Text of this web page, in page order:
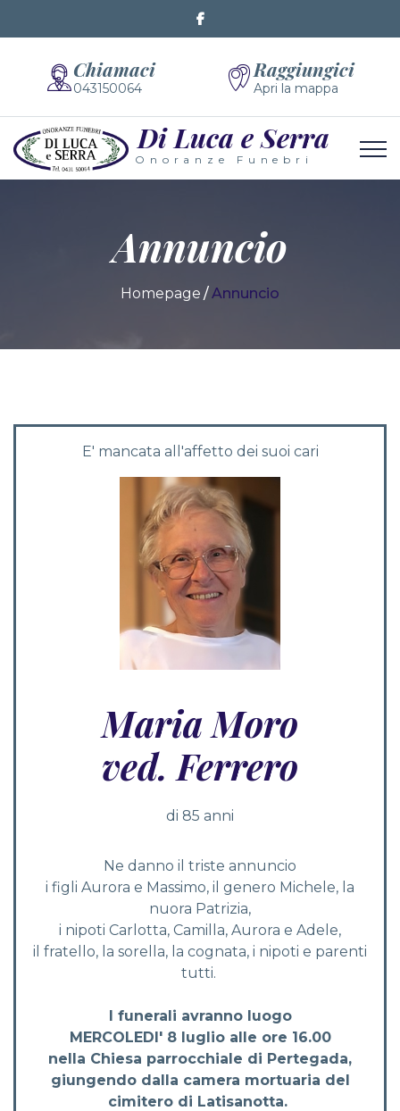
Chiamaci
043150064
Raggiungici
Apri la mappa
Di Luca e Serra
Onoranze Funebri
Annuncio
Homepage Annuncio
E' mancata all'affetto dei suoi cari
Maria Moro
ved. Ferrero
di 85 anni
Ne danno il triste annuncio
i figli Aurora e Massimo, il genero Michele, la
nuora Patrizia,
i nipoti Carlotta, Camilla, Aurora e Adele,
il fratello, la sorella, la cognata, i nipoti e parenti
tutti.
I funerali avranno luogo
MERCOLEDI' 8 luglio alle ore 16.00
nella Chiesa parrocchiale di Pertegada,
giungendo dalla camera mortuaria del
cimitero di Latisanotta.